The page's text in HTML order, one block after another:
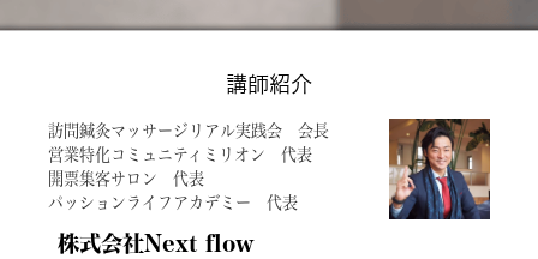
講師紹介
訪問鍼灸マッサージリアル実践会 会長
営業特化コミュニティミリオン 代表
開票集客サロン 代表
パッションライフアカデミー 代表
株式会社Next flow